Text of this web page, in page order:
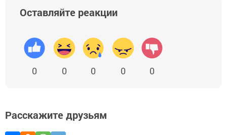
Оставляйте реакции
0 0 0 0 0
Расскажите друзьям